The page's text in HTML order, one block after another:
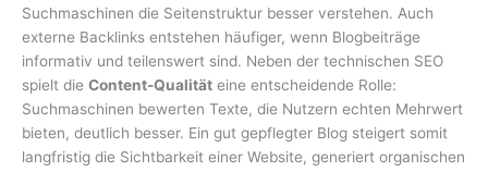
Suchmaschinen die Seitenstruktur besser verstehen. Auch
externe Backlinks entstehen häufiger, wenn Blogbeiträge
informativ und teilenswert sind. Neben der technischen SEO
spielt die Content-Qualität eine entscheidende Rolle:
Suchmaschinen bewerten Texte, die Nutzern echten Mehrwert
bieten, deutlich besser. Ein gut gepflegter Blog steigert somit
langfristig die Sichtbarkeit einer Website, generiert organischen